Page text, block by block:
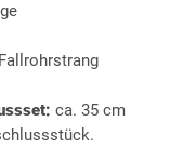
ca. 35 cm